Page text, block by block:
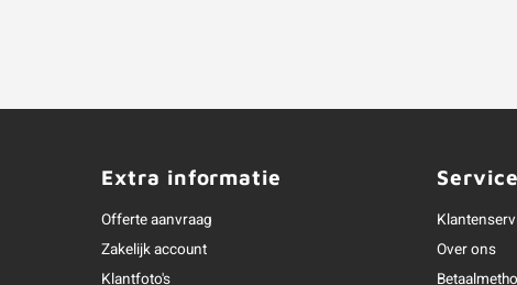
Extra informatie
Offerte aanvraag
Zakelijk account
Klantfoto's
Service
Over ons